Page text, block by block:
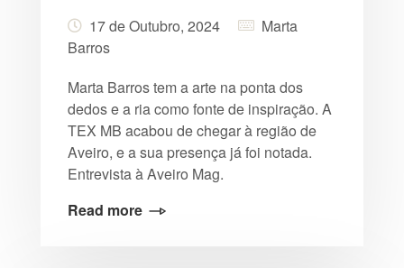
17 de Outubro, 2024
Marta
Barros
Marta Barros tem a arte na ponta dos
dedos e a ria como fonte de inspiração. A
TEX MB acabou de chegar à região de
Aveiro, e a sua presença já foi notada.
Entrevista à Aveiro Mag.
Read more